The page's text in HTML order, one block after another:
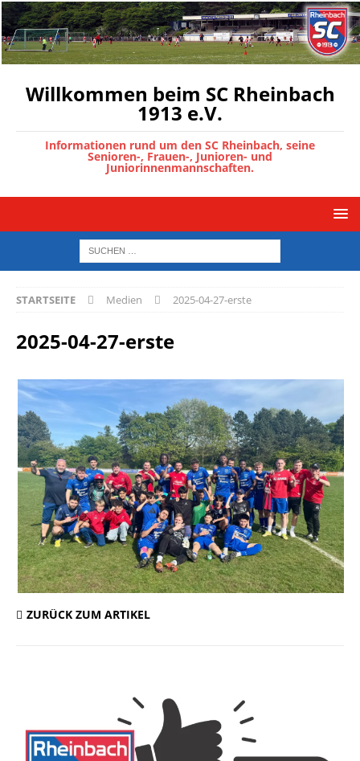
Willkommen beim SC Rheinbach
1913 e.V.
Informationen rund um den SC Rheinbach, seine
Senioren-, Frauen-, Junioren- und
Juniorinnenmannschaften.
STARTSEITE Medien 2025-04-27-erste
2025-04-27-erste
ZURÜCK ZUM ARTIKEL